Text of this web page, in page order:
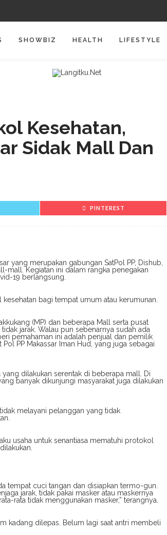
SHOWBIZ HEALTH LIFESTYLE
Kesehatan,
Sidak Mall Dan
PINTEREST
yang merupakan gabungan SatPol PP, Dishub,
mall. Kegiatan ini dalam rangka penegakan
19 berlangsung.
bagi tempat umum atau kerumunan.
(MP) dan beberapa Mall serta pusat
jarak. Walau pun sebenarnya sudah ada
pemahaman ini adalah penjual dan pemilik
PP Makassar Iman Hud, yang juga sebagai
dilakukan serentak di beberapa mall. Di
banyak dikunjungi masyarakat juga dilakukan
melayani pelanggan yang tidak
usaha untuk senantiasa mematuhi protokol
tempat cuci tangan dan disiapkan termo-gun.
jarak, tidak pakai masker atau maskernya
rata tidak menggunakan masker,” terangnya.
kadang dilepas. Belum lagi saat antri membeli